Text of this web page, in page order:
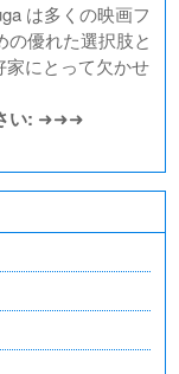
は多くの映画フ
の優れた選択肢と
家にとって欠かせ
い: ➜➜➜